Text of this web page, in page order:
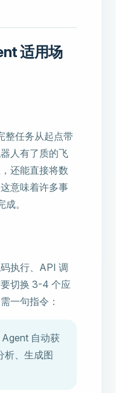
适用场
整任务从起点带
人有了质的飞
还能直接将数
意味着许多事
。
执行、API 调
切换 3-4 个应
一句指令：
自动获
析、生成图